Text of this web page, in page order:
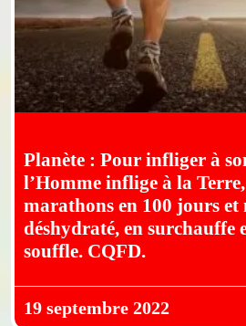
Planète : Pour infliger à
l’Homme inflige à la
marathons en 100 jours et
déshydraté, en surchauffe
souffle. CQFD.
19 septembre 2022